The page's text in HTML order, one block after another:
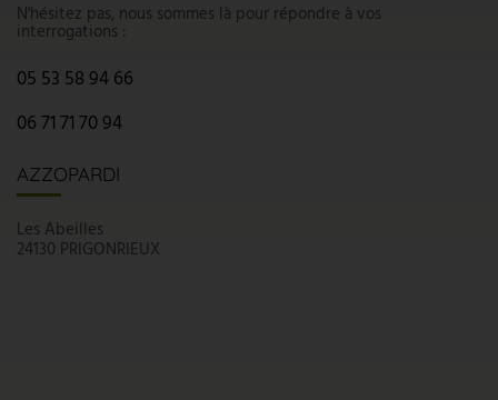
N'hésitez pas, nous sommes là pour répondre à vos
interrogations :
05 53 58 94 66
06 71 71 70 94
AZZOPARDI
Les Abeilles
24130 PRIGONRIEUX